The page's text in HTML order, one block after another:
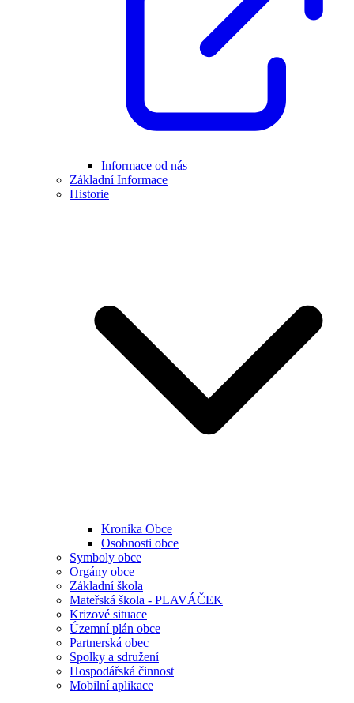
Informace od nás
Základní Informace
Historie
Kronika Obce
Osobnosti obce
Symboly obce
Orgány obce
Základní škola
Mateřská škola - PLAVÁČEK
Krizové situace
Územní plán obce
Partnerská obec
Spolky a sdružení
Hospodářská činnost
Mobilní aplikace